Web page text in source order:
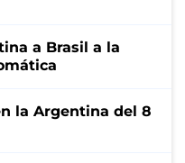
a Brasil a la
la Argentina del 8